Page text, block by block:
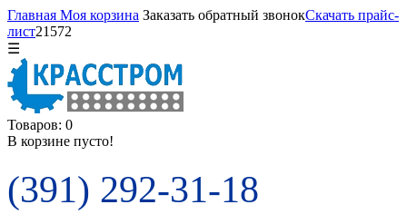
Главная Моя корзина Заказать обратный звонокСкачать прайс-
лист21572
☰
Товаров: 0
В корзине пусто!
(391) 292-31-18